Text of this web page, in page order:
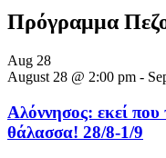
Πρόγραμμα
Aug 28
August 28 @ 2:00 pm -
Αλόννησος: εκεί
θάλασσα! 28/8-1/9